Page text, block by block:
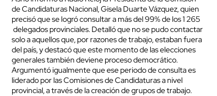
de Candidaturas Nacional, Gisela Duarte Vázquez, quien
precisó que se logró consultar a más del 99% de los 1 265
delegados provinciales. Detalló que no se pudo contactar
solo a aquellos que, por razones de trabajo, estaban fuera
del país, y destacó que este momento de las elecciones
generales también deviene proceso democrático.
Argumentó igualmente que ese periodo de consulta es
liderado por las Comisiones de Candidaturas a nivel
provincial, a través de la creación de grupos de trabajo.